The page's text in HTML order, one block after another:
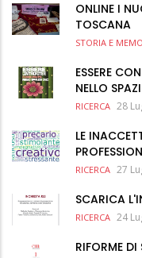
ONLINE I
TOSCANA
STORIA E
ESSERE
NELLO
RICERCA 28
LE
RICERCA 27
SCARICA
RICERCA 24
RIFORME